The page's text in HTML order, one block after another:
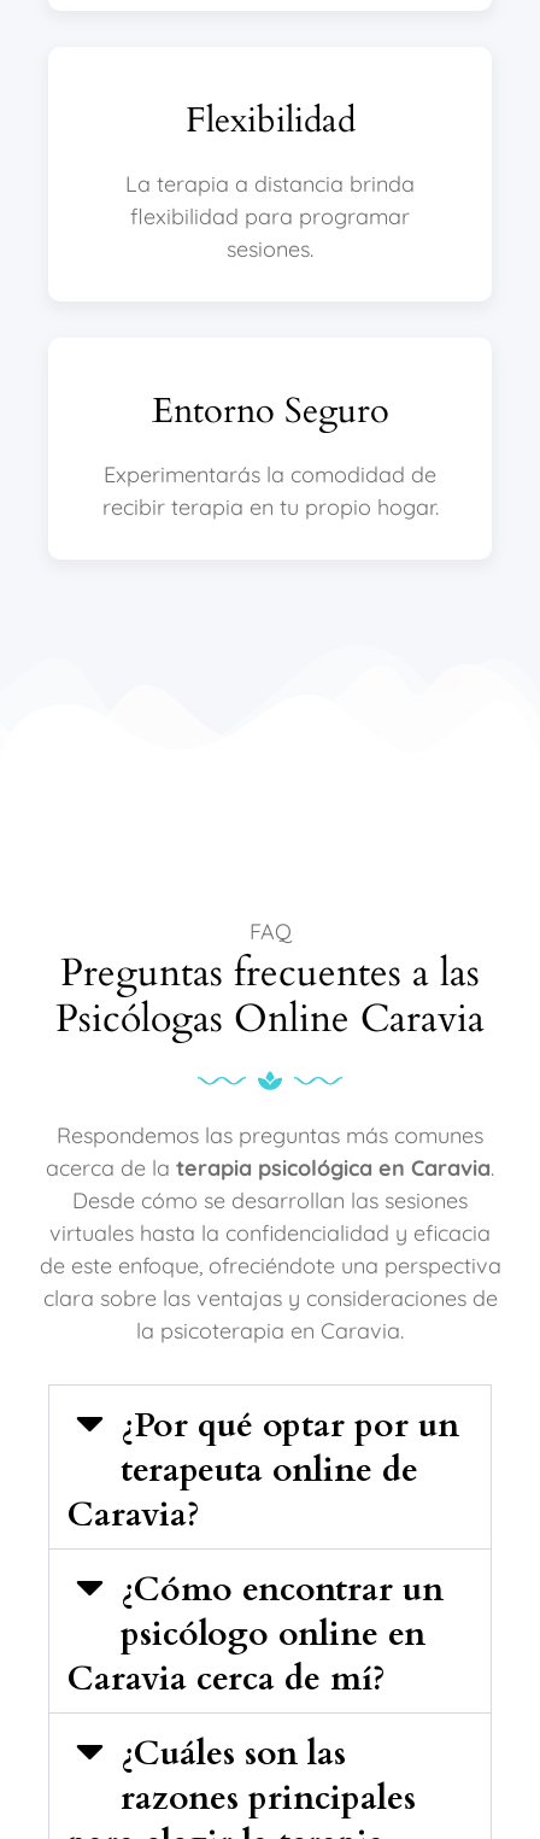
Flexibilidad
La terapia a distancia brinda
flexibilidad para programar
sesiones.
Entorno Seguro
Experimentarás la comodidad de
recibir terapia en tu propio hogar.
FAQ
Preguntas frecuentes a las
Psicólogas Online Caravia
Respondemos las preguntas más comunes
acerca de la terapia psicológica en Caravia.
Desde cómo se desarrollan las sesiones
virtuales hasta la confidencialidad y eficacia
de este enfoque, ofreciéndote una perspectiva
clara sobre las ventajas y consideraciones de
la psicoterapia en Caravia.
¿Por qué optar por un
terapeuta online de
Caravia?
¿Cómo encontrar un
psicólogo online en
Caravia cerca de mí?
¿Cuáles son las
razones principales